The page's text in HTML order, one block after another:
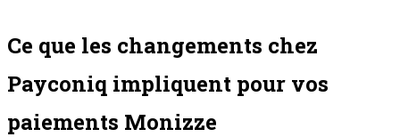
Ce que les changements chez
Payconiq impliquent pour vos
paiements Monizze